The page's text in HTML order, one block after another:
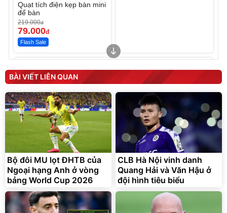
Quạt tích điện kẹp bàn mini
để bàn
219.000đ
79.000đ
Flash Sale
tức thì Vaseline Body
190.000đ
138.330đ
Discount
D2-001 - Thông Minh
3.000.000
2.200.000đ
Flash Sale
Vali Bamozo Khung Nhôm
9066 Size 20/24/28 Cao
Cấp
1.000.000 đ
825.000đ
Flash Sale
BÀI VIẾT LIÊN QUAN
Bộ đôi MU lọt ĐHTB của
Ngoại hạng Anh ở vòng
bảng World Cup 2026
CLB Hà Nội vinh danh
Quang Hải và Văn Hậu ở
đội hình tiêu biểu